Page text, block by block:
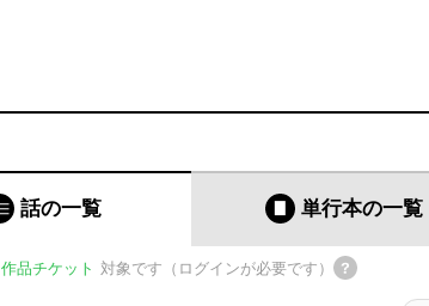
話の一覧 単行本の一覧
作品チケット 対象です（ログインが必要です）